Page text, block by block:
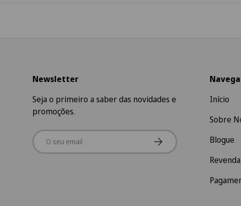
Newsletter
Seja o primeiro a saber das novidades e
promoções.
Email Subscrever
Início
Sobre
Blogue
Revenda